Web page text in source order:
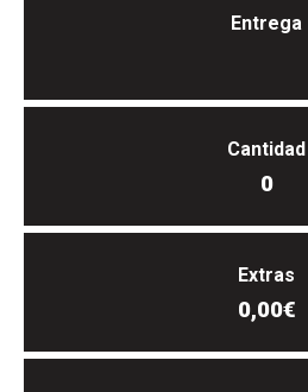
Entrega
Cantidad
0
Extras
0,00€